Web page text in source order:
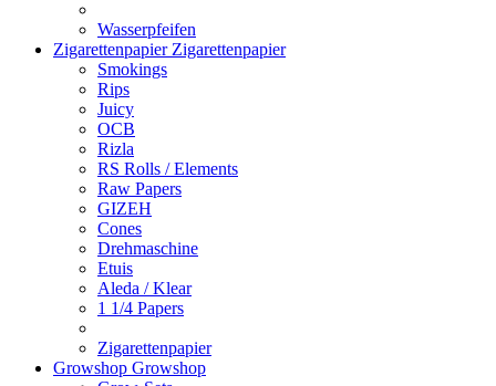
Wasserpfeifen
Zigarettenpapier Zigarettenpapier
Smokings
Rips
Juicy
OCB
Rizla
RS Rolls / Elements
Raw Papers
GIZEH
Cones
Drehmaschine
Etuis
Aleda / Klear
1 1/4 Papers
Zigarettenpapier
Growshop Growshop